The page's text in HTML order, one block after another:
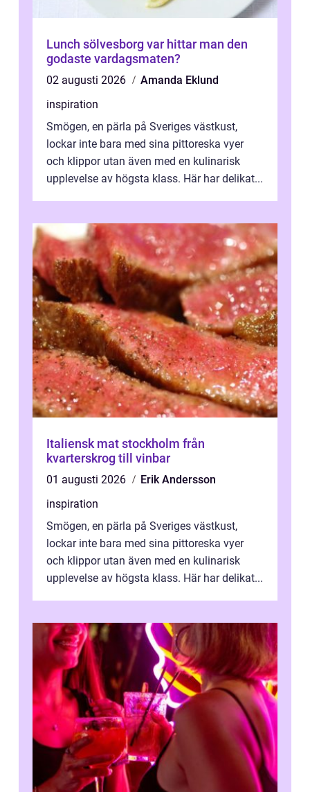
Lunch sölvesborg var hittar man den
godaste vardagsmaten?
02 augusti 2026
Amanda Eklund
inspiration
Smögen, en pärla på Sveriges västkust,
lockar inte bara med sina pittoreska vyer
och klippor utan även med en kulinarisk
upplevelse av högsta klass. Här har delikat...
Italiensk mat stockholm från
kvarterskrog till vinbar
01 augusti 2026
Erik Andersson
inspiration
Smögen, en pärla på Sveriges västkust,
lockar inte bara med sina pittoreska vyer
och klippor utan även med en kulinarisk
upplevelse av högsta klass. Här har delikat...